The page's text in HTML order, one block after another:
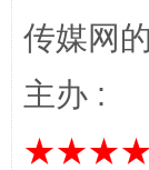
传媒网
主办 :